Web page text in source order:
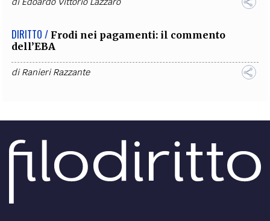
DIRITTO / Frodi nei pagamenti: il commento
dell’EBA
diRanieri Razzante